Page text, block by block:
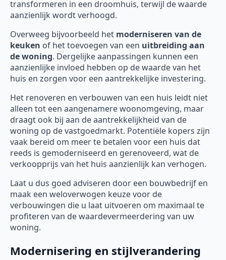
transformeren in een droomhuis, terwijl de waarde
aanzienlijk wordt verhoogd.
Overweeg bijvoorbeeld het moderniseren van de
keuken of het toevoegen van een uitbreiding aan
de woning. Dergelijke aanpassingen kunnen een
aanzienlijke invloed hebben op de waarde van het
huis en zorgen voor een aantrekkelijke investering.
Het renoveren en verbouwen van een huis leidt niet
alleen tot een aangenamere woonomgeving, maar
draagt ook bij aan de aantrekkelijkheid van de
woning op de vastgoedmarkt. Potentiële kopers zijn
vaak bereid om meer te betalen voor een huis dat
reeds is gemoderniseerd en gerenoveerd, wat de
verkoopprijs van het huis aanzienlijk kan verhogen.
Laat u dus goed adviseren door een bouwbedrijf en
maak een weloverwogen keuze voor de
verbouwingen die u laat uitvoeren om maximaal te
profiteren van de waardevermeerdering van uw
woning.
Modernisering en stijlverandering